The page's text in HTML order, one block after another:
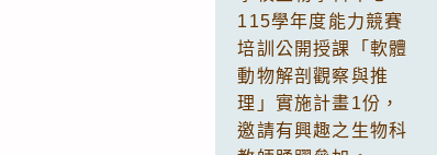
115學年度能力競賽
培訓公開授課「軟體
動物解剖觀察與推
理」實施計畫1份，
邀請有興趣之生物科